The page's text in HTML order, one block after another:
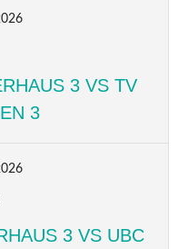
3 VS TV
3
3 VS UBC